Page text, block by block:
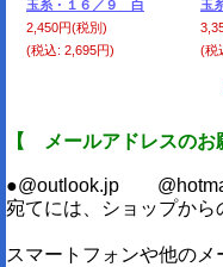
玉糸・１６／９ 白
2,450円(税別)
(税込: 2,695円)
玉
(税
【 メールアドレスのお
●@outlook.jp
宛てには、ショップから
スマートフォンや他の